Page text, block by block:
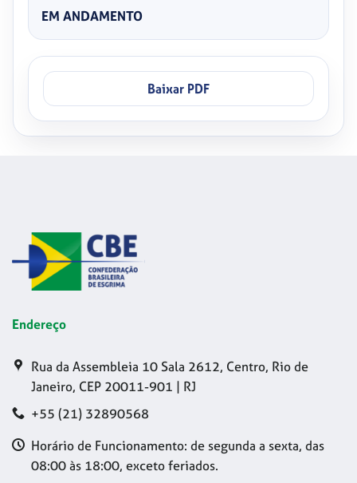
EM ANDAMENTO
Baixar PDF
Endereço
Rua da Assembleia 10 Sala 2612, Centro, Rio de
Janeiro, CEP 20011-901 | RJ
+55 (21) 32890568
Horário de Funcionamento: de segunda a sexta, das
08:00 às 18:00, exceto feriados.